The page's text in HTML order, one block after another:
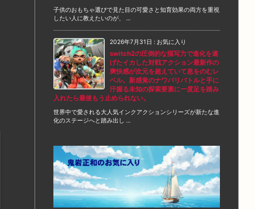
子供のおもちゃ選びで見た目の可愛さと知育効果の両方を重視
したい人に教えたいのが、 ...
2026年7月31日 : お気に入り
switch2の圧倒的な描写力で進化を遂
げたイカした対戦アクション最新作の
爽快感が次元を超えていて息をのむレ
ベル。新感覚のナワバリバトルと手に
汗握る未知の探索要素に一度足を踏み
入れたら最後もう止められない。
世界中で愛される大人気インクアクションシリーズが新たな進
化のステージへと踏み出し ...